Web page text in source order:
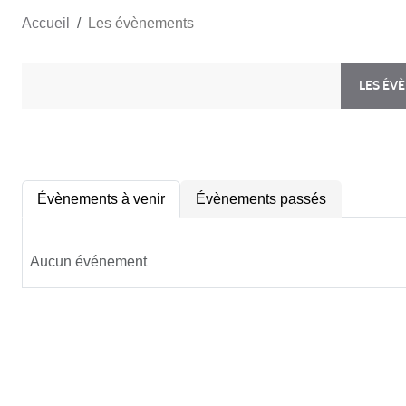
Accueil Les évènements
LES
Évènements à venir Évènements passés
Aucun événement